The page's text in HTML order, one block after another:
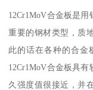
12Cr1MoV合金板是
重要的钢材类型，质
此的话在各种的合金
12Cr1MoV合金板具
久强度值很接近，并